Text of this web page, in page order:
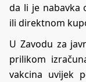
da li je nabavka
ili direktnom
U Zavodu za
prilikom
vakcina uvijek